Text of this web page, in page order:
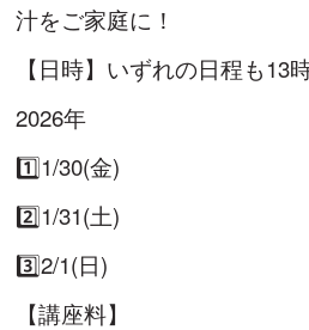
汁をご家庭に！
【日時】いずれの日程も13
2026年
1️⃣1/30(金)
2️⃣1/31(土)
3️⃣2/1(日)
【講座料】